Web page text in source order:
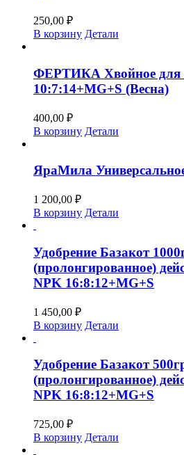
250,00 ₽
В корзину Детали
ФЕРТИКА Хвойное для
10:7:14+MG+S (Весна)
400,00 ₽
В корзину Детали
ЯраМила
1 200,00 ₽
В корзину Детали
Удобрение Базакот
(пролонгированное)
NPK 16:8:12+MG+S
1 450,00 ₽
В корзину Детали
Удобрение Базакот
(пролонгированное)
NPK 16:8:12+MG+S
725,00 ₽
В корзину Детали